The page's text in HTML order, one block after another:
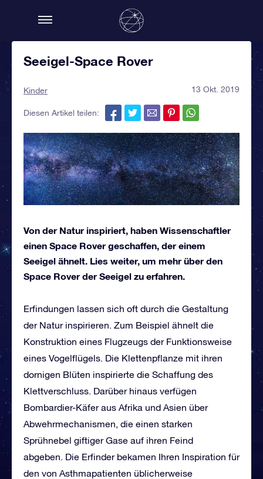
Seeigel-Space Rover
Kinder 13 Okt. 2019
Diesen Artikel teilen:
Von der Natur inspiriert, haben Wissenschaftler
einen Space Rover geschaffen, der einem
Seeigel ähnelt. Lies weiter, um mehr über den
Space Rover der Seeigel zu erfahren.
Erfindungen lassen sich oft durch die Gestaltung
der Natur inspirieren. Zum Beispiel ähnelt die
Konstruktion eines Flugzeugs der Funktionsweise
eines Vogelflügels. Die Klettenpflanze mit ihren
dornigen Blüten inspirierte die Schaffung des
Klettverschluss. Darüber hinaus verfügen
Bombardier-Käfer aus Afrika und Asien über
Abwehrmechanismen, die einen starken
Sprühnebel giftiger Gase auf ihren Feind
abgeben. Die Erfinder bekamen Ihren Inspiration für
den von Asthmapatienten üblicherweise